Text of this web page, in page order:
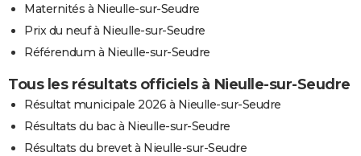
Maternités à Nieulle-sur-Seudre
Prix du neuf à Nieulle-sur-Seudre
Référendum à Nieulle-sur-Seudre
Tous les résultats officiels à Nieulle-sur-Seudre
Résultat municipale 2026 à Nieulle-sur-Seudre
Résultats du bac à Nieulle-sur-Seudre
Résultats du brevet à Nieulle-sur-Seudre